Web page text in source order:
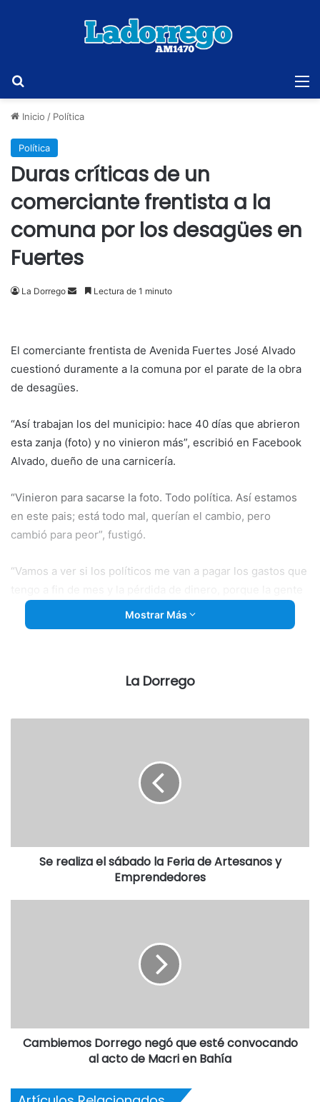
Inicio / Política
Política
Duras críticas de un
comerciante frentista a la
comuna por los desagües en
Fuertes
La Dorrego
SendLectura de 1 minuto
El comerciante frentista de Avenida Fuertes José Alvado
cuestionó duramente a la comuna por el parate de la obra
de desagües.
“Así trabajan los del municipio: hace 40 días que abrieron
esta zanja (foto) y no vinieron más”, escribió en Facebook
Alvado, dueño de una carnicería.
“Vinieron para sacarse la foto. Todo política. Así estamos
en este pais; está todo mal, querían el cambio, pero
cambió para peor”, fustigó.
“Vamos a ver si los políticos me van a pagar los gastos que
no viene porque la calle está cortada hace 40 días”,
completó.
palabras con el propio intendente Raúl Reyes.
Por otra parte, fuentes de la Dirección de Obras Públicas
Mostrar Más
La Dorrego
Se realiza el sábado la Feria de Artesanos y
Emprendedores
Cambiemos Dorrego negó que esté convocando
al acto de Macri en Bahía